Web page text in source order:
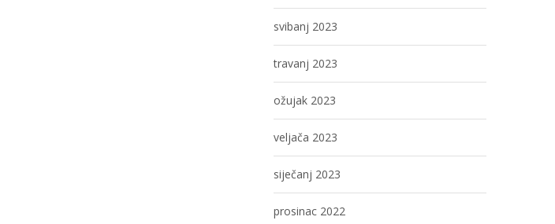
svibanj 2023
travanj 2023
ožujak 2023
veljača 2023
siječanj 2023
prosinac 2022